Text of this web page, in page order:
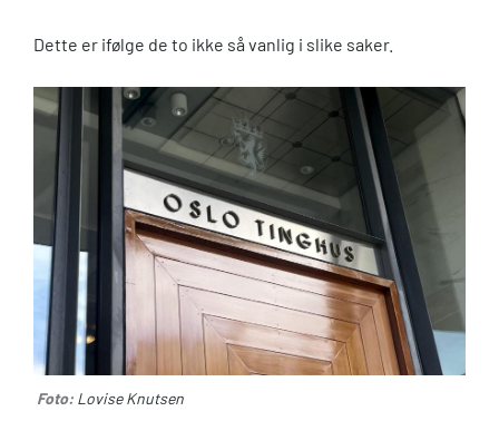
Dette er ifølge de to ikke så vanlig i slike saker.
Foto: Lovise Knutsen